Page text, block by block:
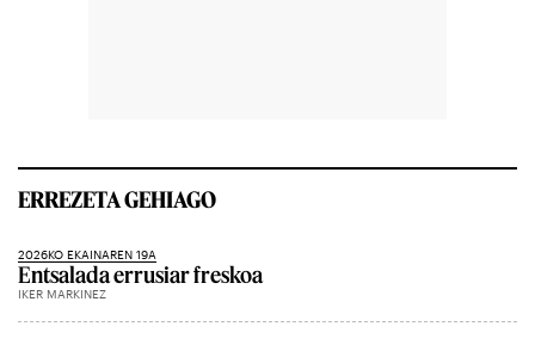
ERREZETA GEHIAGO
2026KO EKAINAREN 19A
Entsalada errusiar freskoa
IKER MARKINEZ